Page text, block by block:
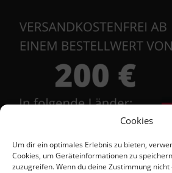
Cookies
Um dir ein optimales Erlebnis zu bieten,
Cookies, um Geräteinformationen zu
zuzugreifen. Wenn du deine Zustimmung